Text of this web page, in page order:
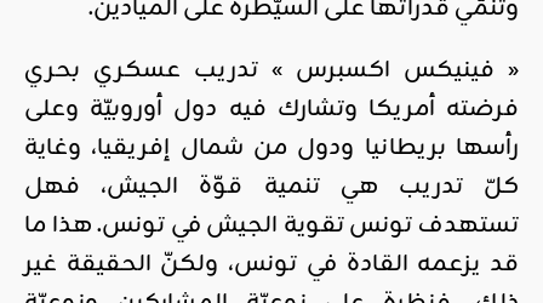
وتنمّي قدراتها على السيّطرة على الميادين.
« فينيكس اكسبرس » تدريب عسكري بحري
فرضته أمريكا وتشارك فيه دول أوروبيّة وعلى
رأسها بريطانيا ودول من شمال إفريقيا، وغاية
كلّ تدريب هي تنمية قوّة الجيش، فهل
تستهدف تونس تقوية الجيش في تونس. هذا ما
قد يزعمه القادة في تونس، ولكنّ الحقيقة غير